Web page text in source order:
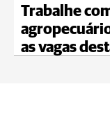
Trabalhe
as vagas